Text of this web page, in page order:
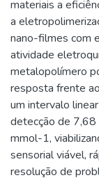
materiais a
a
nano-filmes com
atividade
metalopolímero
resposta frente
um intervalo
detecção de
mmol-1,
sensorial viável,
resolução de